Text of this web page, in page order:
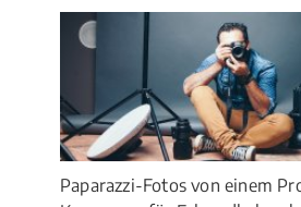
Paparazzi-Fotos von einem